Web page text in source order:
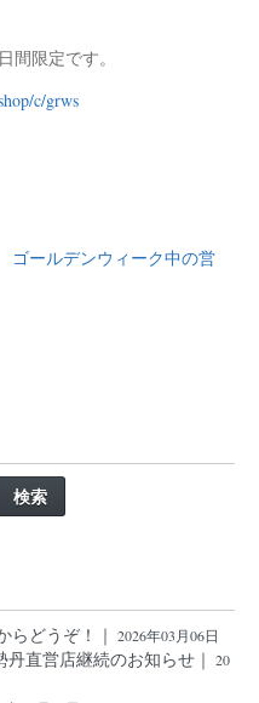
間限定です。
c/grws
ゴールデンウィーク中の営
らどうぞ！｜ 2026年03月06日
直営店継続のお知らせ｜ 20